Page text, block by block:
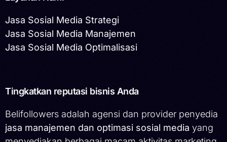
Jasa Sosial Media Strategi
Jasa Sosial Media Manajemen
Jasa Sosial Media Optimalisasi
Tingkatkan reputasi bisnis Anda
Belifollowers adalah agensi dan provider penyedia
jasa manajemen dan optimasi sosial media yang